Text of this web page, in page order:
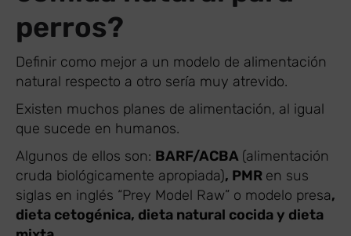
perros?
Definir como mejor a un modelo de alimentación
natural respecto a otro sería muy atrevido.
Existen muchos planes de alimentación, al igual
que sucede en humanos.
Algunos de ellos son: BARF/ACBA (alimentación
cruda biológicamente apropiada), PMR en sus
siglas en inglés “Prey Model Raw” o modelo presa,
dieta cetogénica, dieta natural cocida y dieta